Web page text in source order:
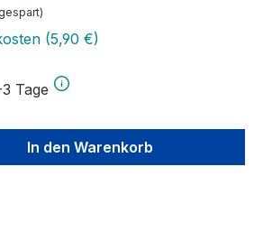
(5,90 €)
Tage
gewünschten Wert
In den Warenkorb